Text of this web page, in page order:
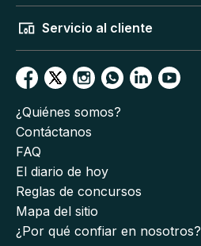
Servicio al cliente
¿Quiénes somos?
Contáctanos
FAQ
El diario de hoy
Reglas de concursos
Mapa del sitio
¿Por qué confiar en nosotros?